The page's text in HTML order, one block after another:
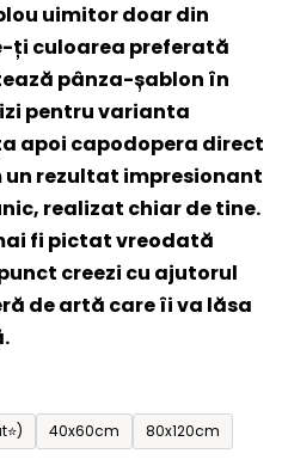
uimitor doar din
ți culoarea preferată
pânza-șablon în
pentru varianta
apoi capodopera direct
rezultat impresionant
realizat chiar de tine.
fi pictat vreodată
creezi cu ajutorul
de artă care îi va lăsa
40x60cm 80x120cm